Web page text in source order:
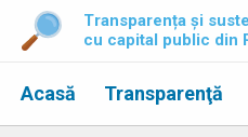
Transparența și
cu capital public din
Acasă Transparenţă